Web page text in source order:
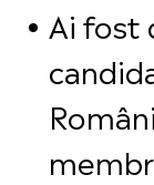
Ai fost